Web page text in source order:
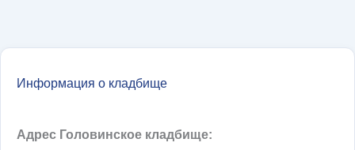
Информация о кладбище
Адрес Головинское кладбище: